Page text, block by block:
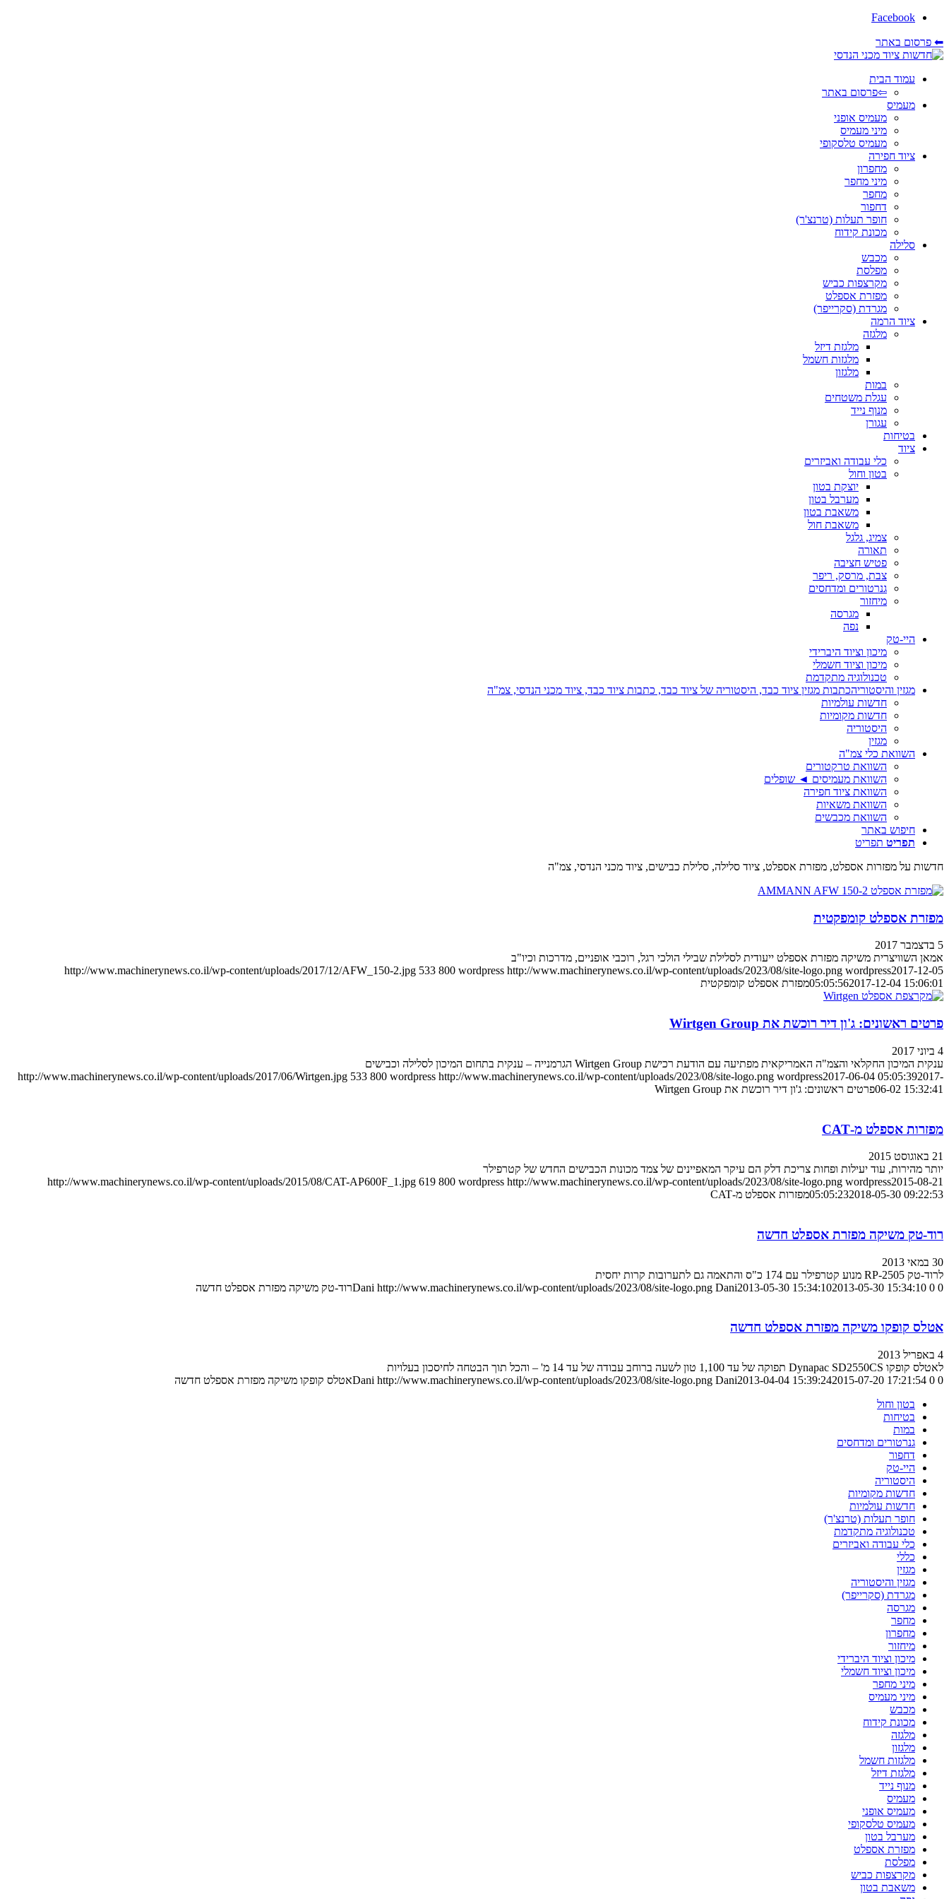
Facebook
⬅ פרסום באתר
עמוד הבית
⇦פרסום באתר
מעמיס
מעמיס אופני
מיני מעמיס
מעמיס טלסקופי
ציוד חפירה
מחפרון
מיני מחפר
מחפר
דחפור
חופר תעלות (טרנצ'ר)
מכונת קידוח
סלילה
מכבש
מפלסת
מקרצפות כביש
מפזרת אספלט
מגרדת (סקרייפר)
ציוד הרמה
מלגזה
מלגזת דיזל
מלגזות חשמל
מלגזון
במות
עגלת משטחים
מנוף נייד
עגורן
בטיחות
ציוד
כלי עבודה ואביזרים
בטון וחול
יוצקת בטון
מערבל בטון
משאבת בטון
משאבת חול
צמיג, גלגל
תאורה
פטיש חציבה
צבת, מרסק, ריפר
גנרטורים ומדחסים
מיחזור
מגרסה
נפה
היי-טק
מיכון וציוד היברידי
מיכון וציוד חשמלי
טכנולוגיה מתקדמת
מגזין והיסטוריהכתבות מגזין ציוד כבד, היסטוריה של ציוד כבד, כתבות ציוד כבד, ציוד מכני הנדסי, צמ"ה
חדשות עולמיות
חדשות מקומיות
היסטוריה
מגזין
השוואת כלי צמ"ה
השוואת טרקטורים
השוואת מעמיסים ◄ שופלים
השוואת ציוד חפירה
השוואת משאיות
השוואת מכבשים
חיפוש באתר
תפריט תפריט
חדשות על מפזרות אספלט, מפזרת אספלט, ציוד סלילה, סלילת כבישים, ציוד מכני הנדסי, צמ"ה
מפזרת אספלט קומפקטית
5 בדצמבר 2017
אמאן השוויצרית משיקה מפזרת אספלט ייעודית לסלילת שבילי הולכי רגל, רוכבי אופניים, מדרכות וכיו"ב
http://www.machinerynews.co.il/wp-content/uploads/2017/12/AFW_150-2.jpg 533 800 wordpress http://www.machinerynews.co.il/wp-content/uploads/2023/08/site-logo.png wordpress2017-12-05
05:05:562017-12-04 15:06:01 מפזרת אספלט קומפקטית
פרטים ראשונים: ג'ון דיר רוכשת את Wirtgen Group
4 ביוני 2017
ענקית המיכון החקלאי והצמ"ה האמריקאית מפתיעה עם הודעת רכישת Wirtgen Group הגרמנייה – ענקית בתחום המיכון לסלילה וכבישים
http://www.machinerynews.co.il/wp-content/uploads/2017/06/Wirtgen.jpg 533 800 wordpress http://www.machinerynews.co.il/wp-content/uploads/2023/08/site-logo.png wordpress2017-06-04 05:05:392017-
06-02 15:32:41פרטים ראשונים: ג'ון דיר רוכשת את Wirtgen Group
מפזרות אספלט מ-CAT
21 באוגוסט 2015
יותר מהירות, עוד יעילות ופחות צריכת דלק הם עיקר המאפיינים של צמד מכונות הכבישים החדש של קטרפילר
http://www.machinerynews.co.il/wp-content/uploads/2015/08/CAT-AP600F_1.jpg 619 800 wordpress http://www.machinerynews.co.il/wp-content/uploads/2023/08/site-logo.png wordpress2015-08-21
05:05:232018-05-30 09:22:53 מפזרות אספלט מ-CAT
רוד-טק משיקה מפזרת אספלט חדשה
30 במאי 2013
לרוד-טק RP-2505 מנוע קטרפילר עם 174 כ"ס והתאמה גם לתערובות קרות יחסית
0
0
Dani http://www.machinerynews.co.il/wp-content/uploads/2023/08/site-logo.png Dani2013-05-30 15:34:102013-05-30 15:34:10 רוד-טק משיקה מפזרת אספלט חדשה
אטלס קופקו משיקה מפזרת אספלט חדשה
4 באפריל 2013
לאטלס קופקו Dynapac SD2550CS תפוקה של עד 1,100 טון לשעה ברוחב עבודה של עד 14 מ' – והכל תוך הבטחה לחיסכון בעלויות
0
0
Dani http://www.machinerynews.co.il/wp-content/uploads/2023/08/site-logo.png Dani2013-04-04 15:39:242015-07-20 17:21:54
אטלס קופקו משיקה מפזרת אספלט חדשה
בטון וחול
בטיחות
במות
גנרטורים ומדחסים
דחפור
היי-טק
היסטוריה
חדשות מקומיות
חדשות עולמיות
חופר תעלות (טרנצ'ר)
טכנולוגיה מתקדמת
כלי עבודה ואביזרים
כללי
מגזין
מגזין והיסטוריה
מגרדת (סקרייפר)
מגרסה
מחפר
מחפרון
מיחזור
מיכון וציוד היברידי
מיכון וציוד חשמלי
מיני מחפר
מיני מעמיס
מכבש
מכונת קידוח
מלגזה
מלגזון
מלגזות חשמל
מלגזת דיזל
מנוף נייד
מעמיס
מעמיס אופני
מעמיס טלסקופי
מערבל בטון
מפזרת אספלט
מפלסת
מקרצפות כביש
משאבת בטון